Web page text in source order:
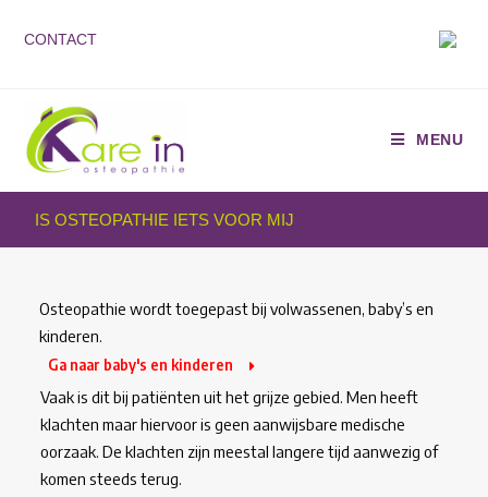
CONTACT
MENU
IS OSTEOPATHIE IETS VOOR MIJ
Osteopathie wordt toegepast bij volwassenen, baby’s en
kinderen.
Ga naar baby's en kinderen
Vaak is dit bij patiënten uit het grijze gebied. Men heeft
klachten maar hiervoor is geen aanwijsbare medische
oorzaak. De klachten zijn meestal langere tijd aanwezig of
komen steeds terug.